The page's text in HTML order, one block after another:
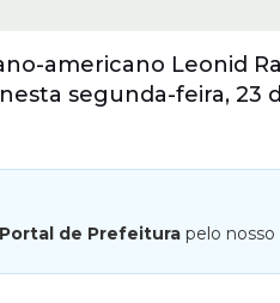
americano Leonid
segunda-feira, 23
Portal de Prefeitura pelo nosso